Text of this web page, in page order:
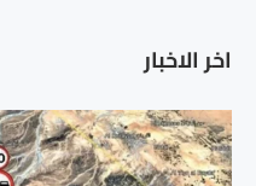
اخر الاخبار